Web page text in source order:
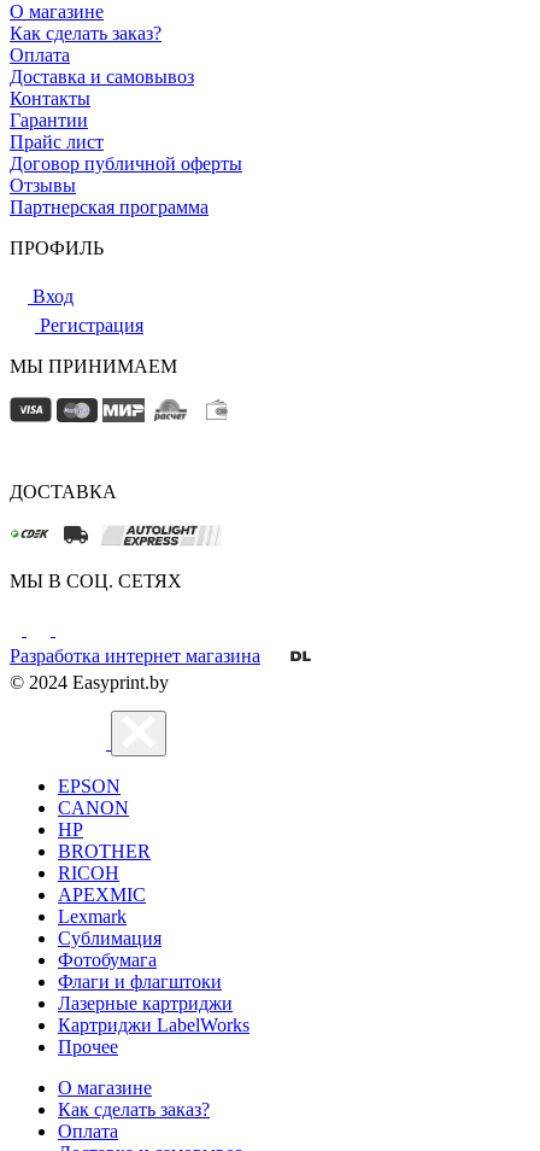
О магазине
Как сделать заказ?
Оплата
Доставка и самовывоз
Контакты
Гарантии
Прайс лист
Договор публичной оферты
Отзывы
Партнерская программа
ПРОФИЛЬ
Вход
Регистрация
МЫ ПРИНИМАЕМ
ДОСТАВКА
МЫ В СОЦ. СЕТЯХ
Разработка интернет магазина
© 2024 Easyprint.by
EPSON
CANON
HP
BROTHER
RICOH
APEXMIC
Lexmark
Сублимация
Фотобумага
Флаги и флагштоки
Лазерные картриджи
Картриджи LabelWorks
Прочее
О магазине
Как сделать заказ?
Оплата